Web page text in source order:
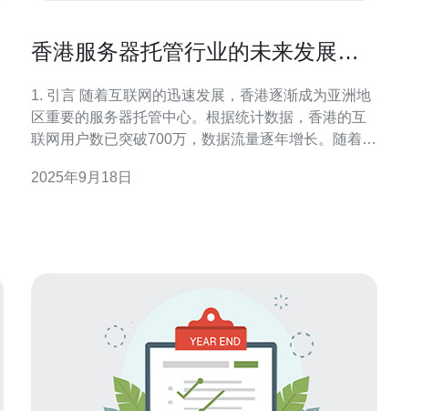
香港服务器托管行业的未来发展趋
1. 引言 随着互联网的迅速发展，香港逐渐成为亚洲地
区重要的服务器托管中心。根据统计数据，香港的互
联网用户数已突破700万，数据流量逐年增长。随着企
之增加。本文将探讨香港服务器托管行业的未来发展
2025年9月18日